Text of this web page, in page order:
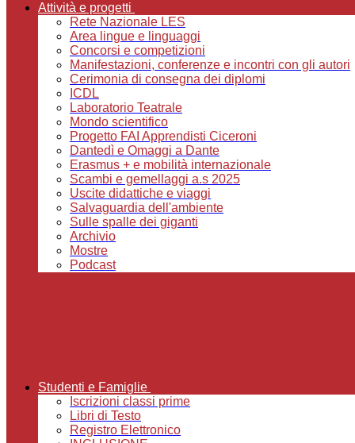
Attività e progetti
Rete Nazionale LES
Area lingue e linguaggi
Concorsi e competizioni
Manifestazioni, conferenze e incontri con gli autori
Cerimonia di consegna dei diplomi
ICDL
Laboratorio Teatrale
Mondo scientifico
Progetto FAI Apprendisti Ciceroni
Dantedì e Omaggi a Dante
Erasmus + e mobilità internazionale
Scambi e gemellaggi a.s 2025
Uscite didattiche e viaggi
Salvaguardia dell'ambiente
Sulle spalle dei giganti
Archivio
Mostre
Podcast
Studenti e Famiglie
Iscrizioni classi prime
Libri di Testo
Registro Elettronico